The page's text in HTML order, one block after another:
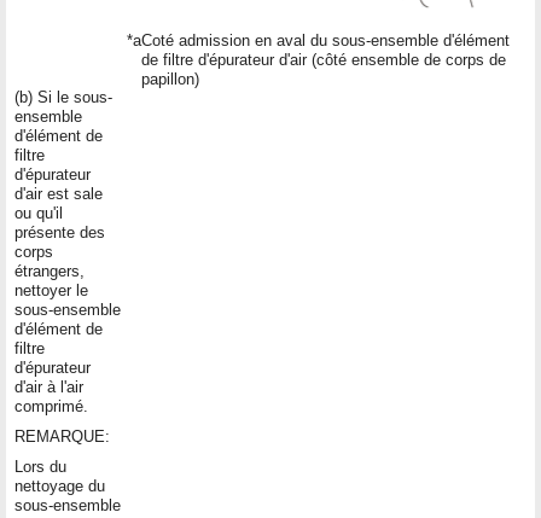
(b) Si le sous-
ensemble
d'élément de
filtre
d'épurateur
d'air est sale
ou qu'il
présente des
corps
étrangers,
nettoyer le
sous-ensemble
d'élément de
filtre
d'épurateur
d'air à l'air
comprimé.
REMARQUE:
Lors du
nettoyage du
sous-ensemble
*aCoté admission en aval du sous-ensemble d'élément
de filtre d'épurateur d'air (côté ensemble de corps de
papillon)